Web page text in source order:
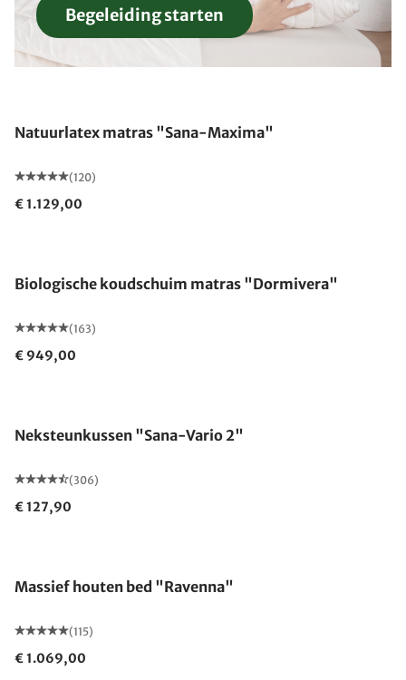
Begeleiding starten
Natuurlatex matras "Sana-Maxima"
(120)
€ 1.129,00
Biologische koudschuim matras "Dormivera"
(163)
€ 949,00
Neksteunkussen "Sana-Vario 2"
(306)
€ 127,90
Massief houten bed "Ravenna"
(115)
€ 1.069,00